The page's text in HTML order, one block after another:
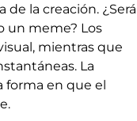
de la creación. ¿Será
un meme? Los
mientras que
La
forma en que el